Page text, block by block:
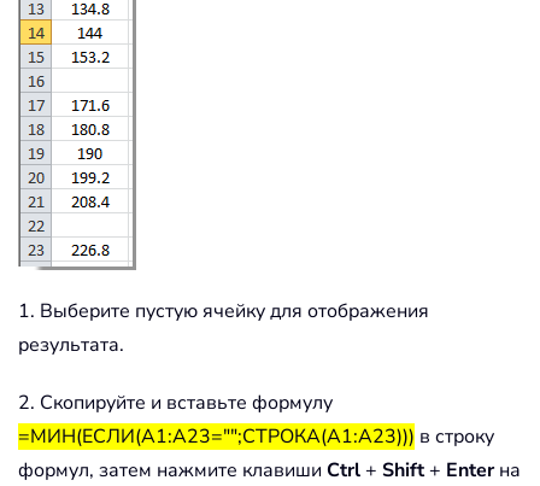
1. Выберите пустую ячейку для отображения
результата.
2. Скопируйте и вставьте формулу
=МИН(ЕСЛИ(A1:A23="";СТРОКА(A1:A23))) в строку
формул, затем нажмите клавиши Ctrl+ Shift+ Enterна